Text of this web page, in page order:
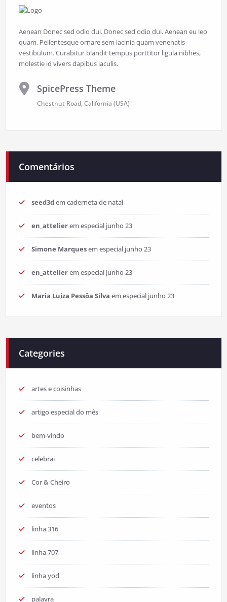
Aenean Donec sed odio dui. Donec sed odio dui. Aenean eu leo
quam. Pellentesque ornare sem lacinia quam venenatis
vestibulum. Curabitur blandit tempus porttitor ligula nibhes,
molestie id vivers dapibus iaculis.
SpicePress Theme
Chestnut Road, California (USA)
Comentários
seed3demcaderneta de natal
en_attelieremespecial junho 23
Simone Marquesemespecial junho 23
en_attelieremespecial junho 23
Maria Luiza Pessôa Silva emespecial junho 23
Categories
artes e coisinhas
artigo especial do mês
bem-vindo
celebrai
Cor & Cheiro
eventos
linha 316
linha 707
linha yod
palavra